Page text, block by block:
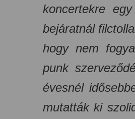
koncertekre
bejáratnál
hogy nem
punk
évesnél
mutatták ki